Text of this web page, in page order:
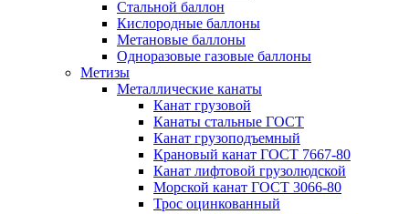
Стальной баллон
Кислородные баллоны
Метановые баллоны
Одноразовые газовые баллоны
Метизы
Металлические канаты
Канат грузовой
Канаты стальные ГОСТ
Канат грузоподъемный
Крановый канат ГОСТ 7667-80
Канат лифтовой грузолюдской
Морской канат ГОСТ 3066-80
Трос оцинкованный